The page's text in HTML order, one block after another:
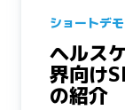
ショートデモ
ヘルス
界向け
の紹介